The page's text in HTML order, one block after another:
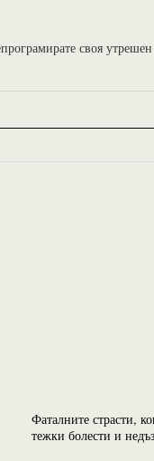
своя
Фаталните страсти,
тежки болести и